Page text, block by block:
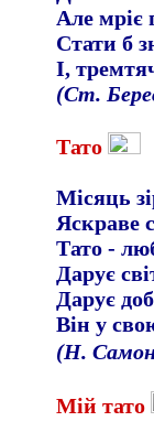
Але мріє
Стати б
І,
(Ст.
Тато
Місяць
Яскраве
Тато-
Дарує
Дарує
Він у
(Н.
Мій тато